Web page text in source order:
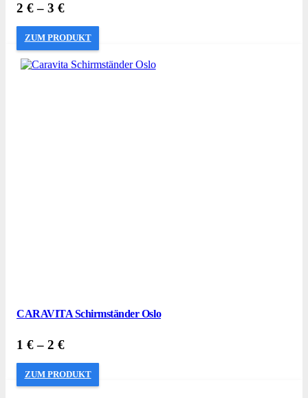
2 €– 3 €
ZUM PRODUKT
CARAVITA Schirmständer Oslo
1 €– 2 €
ZUM PRODUKT